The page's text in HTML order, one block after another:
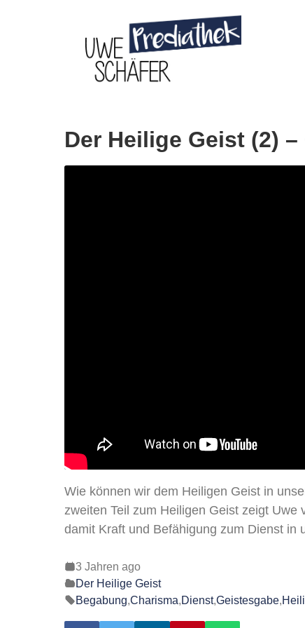
Der Heilige Geist (2)
Wie können wir dem Heiligen Geist in
zweiten Teil zum Heiligen Geist zeigt
damit Kraft und Befähigung zum Dienst in
3 Jahren ago
Der Heilige Geist
Begabung,Charisma,Dienst,Geistesgabe,